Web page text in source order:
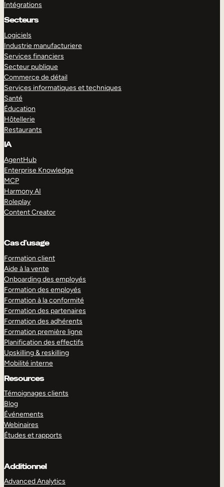
Intégrations
Secteurs
Logiciels
Industrie manufacturiere
Services financiers
Secteur publique
Commerce de détail
Services informatiques et techniques
Santé
Éducation
Hôtellerie
Restaurants
IA
AgentHub
Enterprise Knowledge
MCP
Harmony AI
Roleplay
Content Creator
Cas d’usage
Formation client
Aide à la vente
Onboarding des employés
Formation des employés
Formation à la conformité
Formation des partenaires
Formation des adhérents
Formation première ligne
Planification des effectifs
Upskilling & reskilling
Mobilité interne
Resources
Témoignages clients
Blog
Événements
Webinaires
Études et rapports
Additionnel
Advanced Analytics